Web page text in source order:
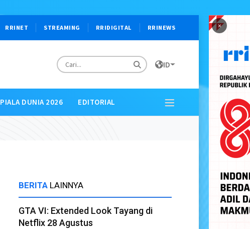
×
RRINET STREAMING RRIDIGITAL RRINEWS
ID
PIALA DUNIA 2026 EDITORIAL
BERITA LAINNYA
GTA VI: Extended Look Tayang di
Netflix 28 Agustus